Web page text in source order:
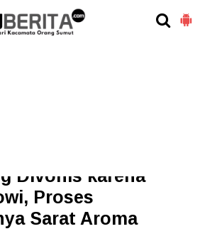
Divonis karena
Proses
Sarat Aroma